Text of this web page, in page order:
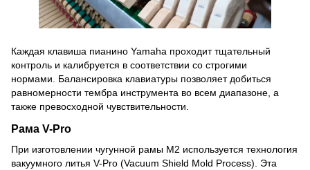
Каждая клавиша пианино Yamaha проходит тщательный
контроль и калибруется в соответствии со строгими
нормами. Балансировка клавиатуры позволяет добиться
равномерности тембра инструмента во всем диапазоне, а
также превосходной чувствительности.
Рама V-Pro
При изготовлении чугунной рамы M2 используется технология
вакуумного литья V-Pro (Vacuum Shield Mold Process). Эта